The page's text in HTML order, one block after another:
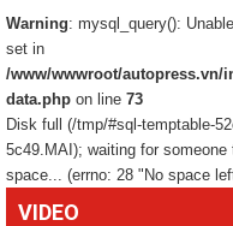
Warning: mysql_query():
set in
/www/wwwroot/autopress.vn/
data.php on line 73
Disk full (/tmp/#sql-temptable-
5c49.MAI); waiting for someone
space... (errno: 28 "No space
VIDEO